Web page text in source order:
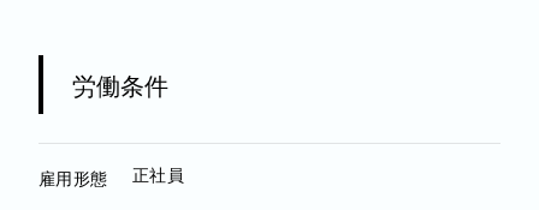
労働条件
雇用形態 正社員